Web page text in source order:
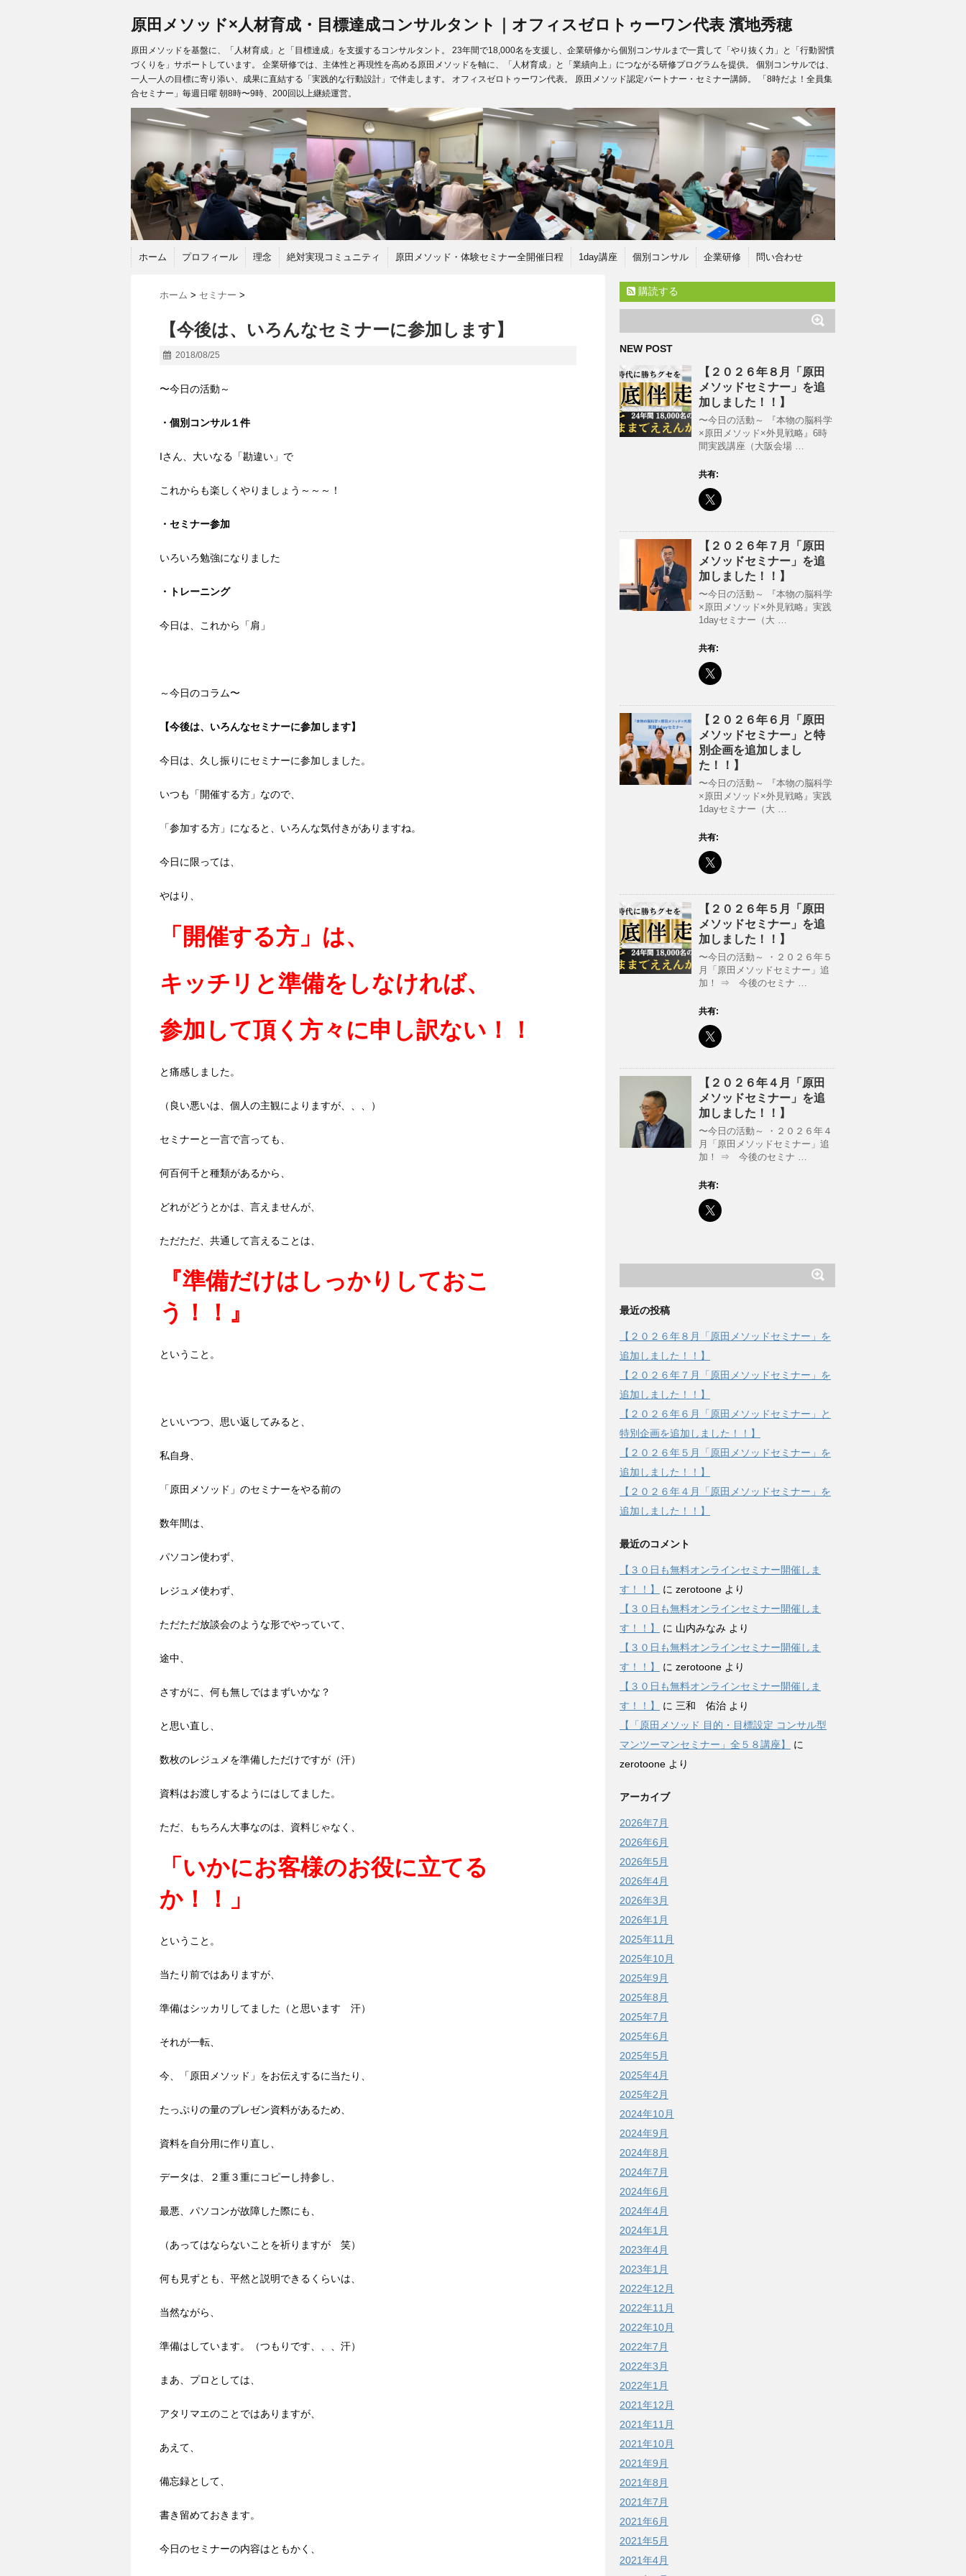
原田メソッド×人材育成・目標達成コンサルタント｜オフィスゼロトゥーワン代表 濱地秀穂
原田メソッドを基盤に、「人材育成」と「目標達成」を支援するコンサルタント。 23年間で18,000名を支援し、企業研修から個別コンサルまで一貫して「やり抜く力」と「行動習慣
づくりを」サポートしています。 企業研修では、主体性と再現性を高める原田メソッドを軸に、「人材育成」と「業績向上」につながる研修プログラムを提供。 個別コンサルでは、
一人一人の目標に寄り添い、成果に直結する「実践的な行動設計」で伴走します。 オフィスゼロトゥーワン代表。 原田メソッド認定パートナー・セミナー講師。 「8時だよ！全員集
合セミナー」毎週日曜 朝8時〜9時、200回以上継続運営。
ホーム プロフィール 理念 絶対実現コミュニティ 原田メソッド・体験セミナー全開催日程 1day講座 個別コンサル 企業研修 問い合わせ
ホーム > セミナー >
【今後は、いろんなセミナーに参加します】
2018/08/25
〜今日の活動～
・個別コンサル１件
Iさん、大いなる「勘違い」で
これからも楽しくやりましょう～～～！
・セミナー参加
いろいろ勉強になりました
・トレーニング
今日は、これから「肩」
～今日のコラム〜
【今後は、いろんなセミナーに参加します】
今日は、久し振りにセミナーに参加しました。
いつも「開催する方」なので、
「参加する方」になると、いろんな気付きがありますね。
今日に限っては、
やはり、
「開催する方」は、
キッチリと準備をしなければ、
参加して頂く方々に申し訳ない！！
と痛感しました。
（良い悪いは、個人の主観によりますが、、、）
セミナーと一言で言っても、
何百何千と種類があるから、
どれがどうとかは、言えませんが、
ただただ、共通して言えることは、
『準備だけはしっかりしておこ
う！！』
ということ。
といいつつ、思い返してみると、
私自身、
「原田メソッド」のセミナーをやる前の
数年間は、
パソコン使わず、
レジュメ使わず、
ただただ放談会のような形でやっていて、
途中、
さすがに、何も無しではまずいかな？
と思い直し、
数枚のレジュメを準備しただけですが（汗）
資料はお渡しするようにはしてました。
ただ、もちろん大事なのは、資料じゃなく、
「いかにお客様のお役に立てる
か！！」
ということ。
当たり前ではありますが、
準備はシッカリしてました（と思います 汗）
それが一転、
今、「原田メソッド」をお伝えするに当たり、
たっぷりの量のプレゼン資料があるため、
資料を自分用に作り直し、
データは、２重３重にコピーし持参し、
最悪、パソコンが故障した際にも、
（あってはならないことを祈りますが 笑）
何も見ずとも、平然と説明できるくらいは、
当然ながら、
準備はしています。（つもりです、、、汗）
まあ、プロとしては、
アタリマエのことではありますが、
あえて、
備忘録として、
書き留めておきます。
今日のセミナーの内容はともかく、
購読する
NEW POST
【２０２６年８月「原田
メソッドセミナー」を追
加しました！！】
〜今日の活動～ 『本物の脳科学
×原田メソッド×外見戦略』6時
間実践講座（大阪会場 …
共有:
【２０２６年７月「原田
メソッドセミナー」を追
加しました！！】
〜今日の活動～ 『本物の脳科学
×原田メソッド×外見戦略』実践
1dayセミナー（大 …
共有:
【２０２６年６月「原田
メソッドセミナー」と特
別企画を追加しまし
た！！】
〜今日の活動～ 『本物の脳科学
×原田メソッド×外見戦略』実践
1dayセミナー（大 …
共有:
【２０２６年５月「原田
メソッドセミナー」を追
加しました！！】
〜今日の活動～ ・２０２６年５
月「原田メソッドセミナー」追
加！ ⇒ 今後のセミナ …
共有:
【２０２６年４月「原田
メソッドセミナー」を追
加しました！！】
〜今日の活動～ ・２０２６年４
月「原田メソッドセミナー」追
加！ ⇒ 今後のセミナ …
共有:
最近の投稿
【２０２６年８月「原田メソッドセミナー」を
追加しました！！】
【２０２６年７月「原田メソッドセミナー」を
追加しました！！】
【２０２６年６月「原田メソッドセミナー」と
特別企画を追加しました！！】
【２０２６年５月「原田メソッドセミナー」を
追加しました！！】
【２０２６年４月「原田メソッドセミナー」を
追加しました！！】
最近のコメント
【３０日も無料オンラインセミナー開催しま
す！！】
に zerotoone より
【３０日も無料オンラインセミナー開催しま
す！！】
に 山内みなみ より
【３０日も無料オンラインセミナー開催しま
す！！】
に zerotoone より
【３０日も無料オンラインセミナー開催しま
す！！】
に 三和 佑治 より
【「原田メソッド 目的・目標設定 コンサル型
マンツーマンセミナー」全５８講座】
に
zerotoone より
アーカイブ
2026年7月
2026年6月
2026年5月
2026年4月
2026年3月
2026年1月
2025年11月
2025年10月
2025年9月
2025年8月
2025年7月
2025年6月
2025年5月
2025年4月
2025年2月
2024年10月
2024年9月
2024年8月
2024年7月
2024年6月
2024年4月
2024年1月
2023年4月
2023年1月
2022年12月
2022年11月
2022年10月
2022年7月
2022年3月
2022年1月
2021年12月
2021年11月
2021年10月
2021年9月
2021年8月
2021年7月
2021年6月
2021年5月
2021年4月